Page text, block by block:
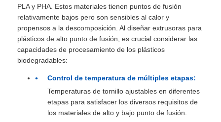
PLA y PHA. Estos materiales tienen puntos de fusión
relativamente bajos pero son sensibles al calor y
propensos a la descomposición. Al diseñar extrusoras para
plásticos de alto punto de fusión, es crucial considerar las
capacidades de procesamiento de los plásticos
biodegradables:
Control de temperatura de múltiples etapas:
Temperaturas de tornillo ajustables en diferentes
etapas para satisfacer los diversos requisitos de
los materiales de alto y bajo punto de fusión.